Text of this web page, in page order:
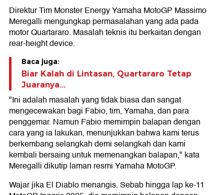
Direktur Tim Monster Energy Yamaha MotoGP Massimo
Meregalli mengungkap permasalahan yang ada pada
motor Quartararo. Masalah teknis itu berkaitan dengan
rear-height device.
Baca juga:
Biar Kalah di Lintasan, Quartararo Tetap
Juaranya...
"Ini adalah masalah yang tidak biasa dan sangat
mengecewakan bagi Fabio, tim, Yamaha, dan para
penggemar. Namun Fabio memimpin balapan dengan
cara yang ia lakukan, menunjukkan bahwa kami terus
berkembang selangkah demi selangkah dan kami
kembali bersaing untuk memenangkan balapan," kata
Meregalli dikutip laman resmi Yamaha MotoGP.
Wajar jika El Diablo menangis. Sebab hingga lap ke-11